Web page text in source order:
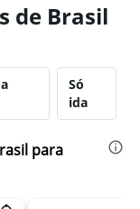
de Brasil
Só
ida
para